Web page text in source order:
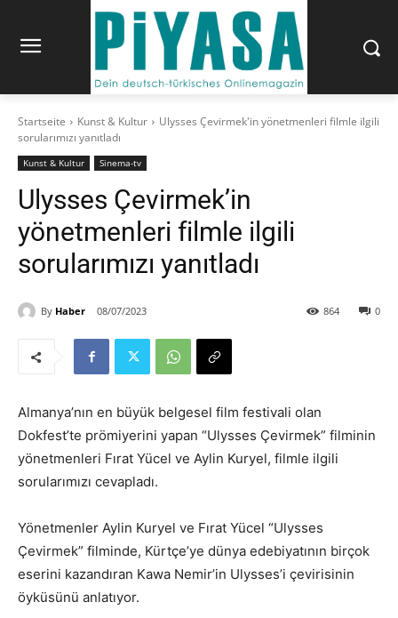
Startseite Kunst & Kultur
Ulysses Çevirmek'in yönetmenleri filmle ilgili
sorularımızı yanıtladı
Kunst & Kultur Sinema-tv
Ulysses Çevirmek’in
yönetmenleri filmle ilgili
sorularımızı yanıtladı
By Haber 08/07/2023 0
864
Almanya’nın en büyük belgesel film festivali olan
Dokfest’te prömiyerini yapan “Ulysses Çevirmek” filminin
yönetmenleri Fırat Yücel ve Aylin Kuryel, filmle ilgili
sorularımızı cevapladı.
Yönetmenler Aylin Kuryel ve Fırat Yücel “Ulysses
Çevirmek” filminde, Kürtçe’ye dünya edebiyatının birçok
eserini kazandıran Kawa Nemir’in Ulysses’i çevirisinin
öyküsünü anlatıyor.